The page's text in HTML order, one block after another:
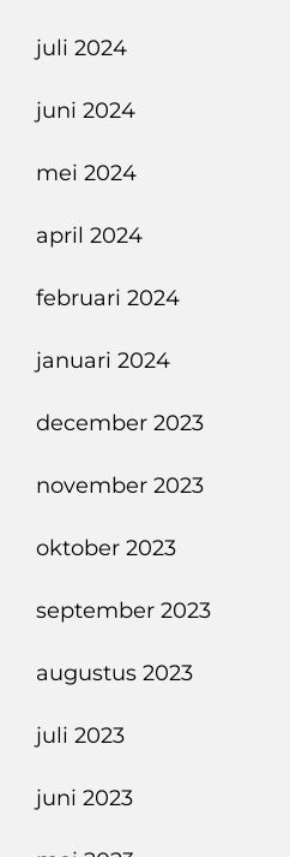
juli 2024
juni 2024
mei 2024
april 2024
februari 2024
januari 2024
december 2023
november 2023
oktober 2023
september 2023
augustus 2023
juli 2023
juni 2023